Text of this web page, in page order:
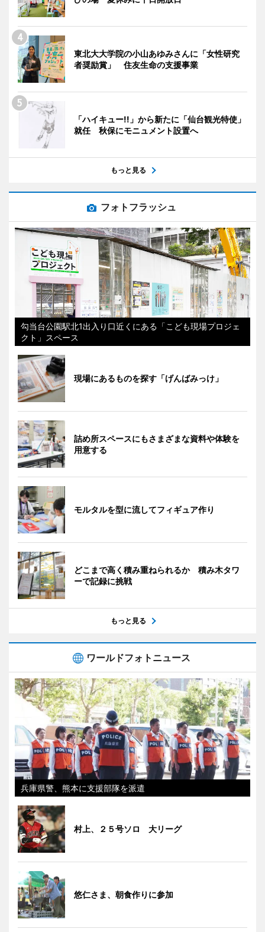
東北大大学院の小山あゆみさんに「女性研究
者奨励賞」 住友生命の支援事業
「ハイキュー!!」から新たに「仙台観光特使」
就任 秋保にモニュメント設置へ
もっと見る
フォトフラッシュ
勾当台公園駅北1出入り口近くにある「こども現場プロジェ
クト」スペース
現場にあるものを探す「げんばみっけ」
詰め所スペースにもさまざまな資料や体験を
用意する
モルタルを型に流してフィギュア作り
どこまで高く積み重ねられるか 積み木タワ
ーで記録に挑戦
もっと見る
ワールドフォトニュース
兵庫県警、熊本に支援部隊を派遣
村上、２５号ソロ 大リーグ
悠仁さま、朝食作りに参加